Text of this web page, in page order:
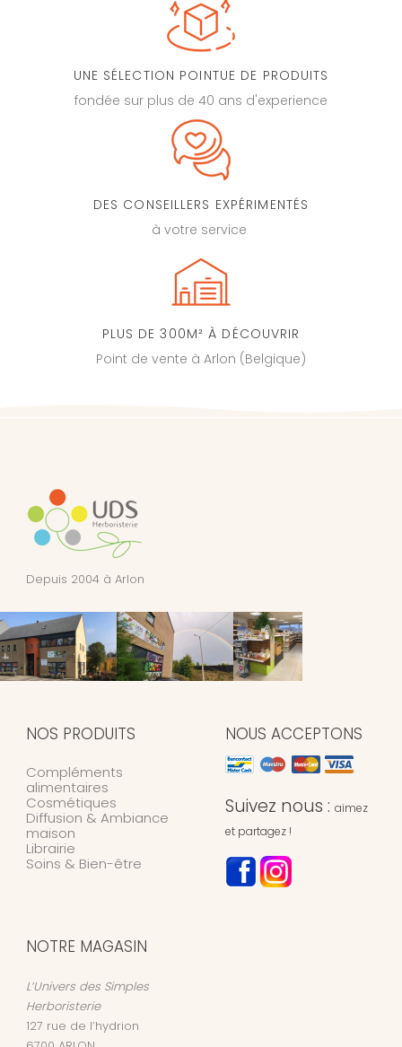
UNE SÉLECTION POINTUE DE PRODUITS
fondée sur plus de 40 ans d'experience
DES CONSEILLERS EXPÉRIMENTÉS
à votre service
PLUS DE 300M² À DÉCOUVRIR
Point de vente à Arlon (Belgique)
Depuis 2004 à Arlon
NOS PRODUITS
Compléments
alimentaires
Cosmétiques
Diffusion & Ambiance
maison
Librairie
Soins & Bien-être
NOUS ACCEPTONS
Suivez nous : aimez
et partagez !
NOTRE MAGASIN
L’Univers des Simples
Herboristerie
127 rue de l’hydrion